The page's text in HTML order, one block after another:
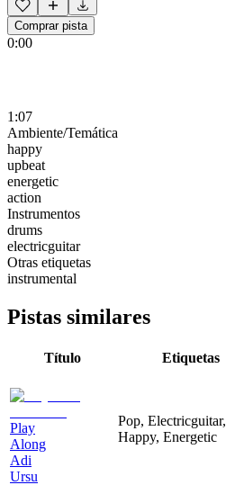
Comprar pista
0:00
1:07
Ambiente/Temática
happy
upbeat
energetic
action
Instrumentos
drums
electricguitar
Otras etiquetas
instrumental
Pistas similares
Título Etiquetas
Play
Along
Adi
Ursu
Pop, Electricguitar,
Happy, Energetic